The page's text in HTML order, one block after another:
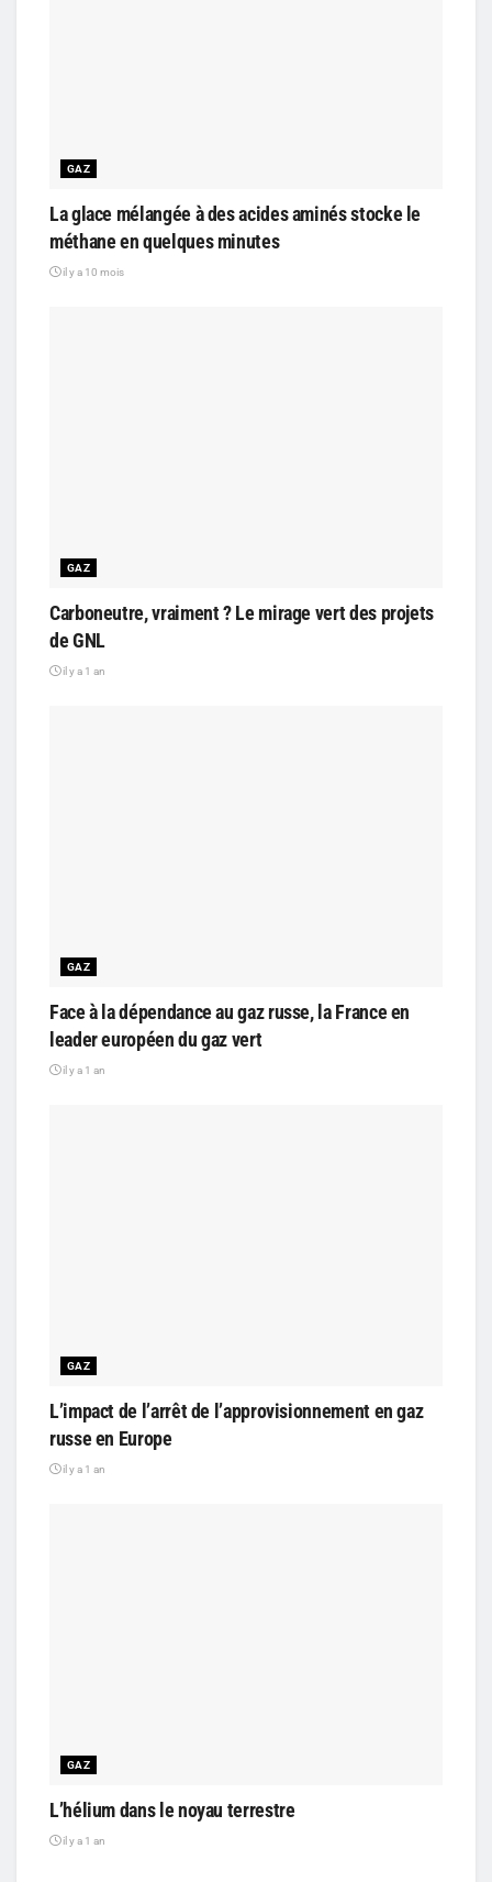
GAZ
La glace mélangée à des acides aminés stocke le
méthane en quelques minutes
il y a 10 mois
GAZ
Carboneutre, vraiment ? Le mirage vert des projets
de GNL
il y a 1 an
GAZ
Face à la dépendance au gaz russe, la France en
leader européen du gaz vert
il y a 1 an
GAZ
L’impact de l’arrêt de l’approvisionnement en gaz
russe en Europe
il y a 1 an
GAZ
L’hélium dans le noyau terrestre
il y a 1 an